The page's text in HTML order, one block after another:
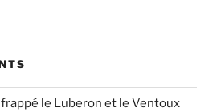
le Luberon et le Ventoux